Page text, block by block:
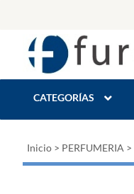
CATEGORÍAS
Inicio > PERFUMERIA >